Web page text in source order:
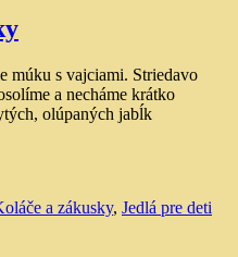
múku s vajciami. Striedavo
a necháme krátko
olúpaných jabĺk
a zákusky, Jedlá pre deti